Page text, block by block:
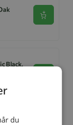
Se
Black,
du